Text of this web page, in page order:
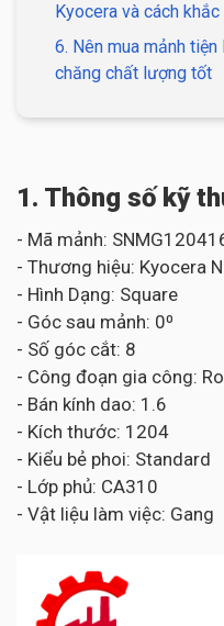
Kyocera và cách
6. Nên mua mảnh
chăng chất lượng tốt
1. Thông số kỹ
- Mã mảnh:
- Thương hiệu: Kyocera
- Hình Dạng: Square
- Góc sau mảnh: 0⁰
- Số góc cắt: 8
- Công đoạn gia công:
- Bán kính dao: 1.6
- Kích thước: 1204
- Kiểu bẻ phoi: Standard
- Lớp phủ: CA310
- Vật liệu làm việc: Gang